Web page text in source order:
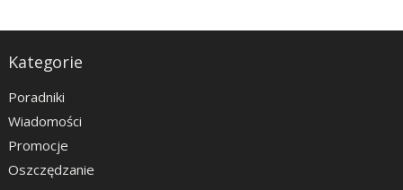
Kategorie
Poradniki
Wiadomości
Promocje
Oszczędzanie